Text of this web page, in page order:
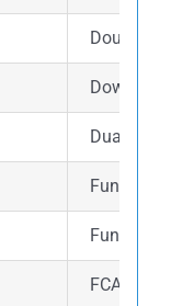
Double
Down
Dual
Fungsi
Fungsi
FCAW